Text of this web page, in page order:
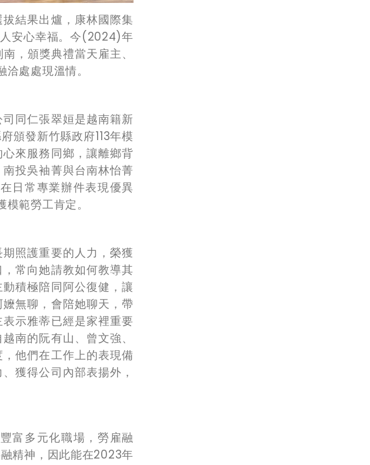
結果出爐，康林國際集
安心幸福。今(2024)年
，頒獎典禮當天雇主、
處處現溫情。
同仁張翠姮是越南籍新
頒發新竹縣政府113年模
來服務同鄉，讓離鄉背
投吳袖菁與台南林怡菁
日常專業辦件表現優異
範勞工肯定。
照護重要的人力，榮獲
常向她請教如何教導其
積極陪同阿公復健，讓
無聊，會陪她聊天，帶
示雅蒂已經是家裡重要
南的阮有山、曾文強、
他們在工作上的表現備
獲得公司內部表揚外，
富多元化職場，勞雇融
精神，因此能在2023年